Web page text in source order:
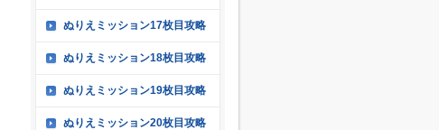
ぬりえミッション17枚目攻略
ぬりえミッション18枚目攻略
ぬりえミッション19枚目攻略
ぬりえミッション20枚目攻略